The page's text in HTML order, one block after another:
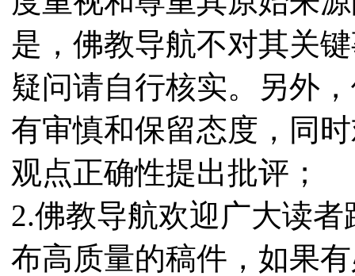
是，佛教导航不对其关
疑问请自行核实。另外
有审慎和保留态度，同
观点正确性提出批评；
2.佛教导航欢迎广大读
布高质量的稿件，如果